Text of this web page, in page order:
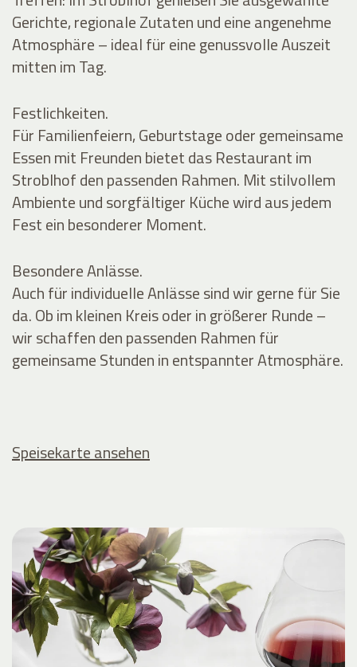
Gerichte, regionale Zutaten und eine angenehme
Atmosphäre – ideal für eine genussvolle Auszeit
mitten im Tag.
Festlichkeiten.
Für Familienfeiern, Geburtstage oder gemeinsame
Essen mit Freunden bietet das Restaurant im
Stroblhof den passenden Rahmen. Mit stilvollem
Ambiente und sorgfältiger Küche wird aus jedem
Fest ein besonderer Moment.
Besondere Anlässe.
Auch für individuelle Anlässe sind wir gerne für Sie
da. Ob im kleinen Kreis oder in größerer Runde –
wir schaffen den passenden Rahmen für
gemeinsame Stunden in entspannter Atmosphäre.
Speisekarte ansehen